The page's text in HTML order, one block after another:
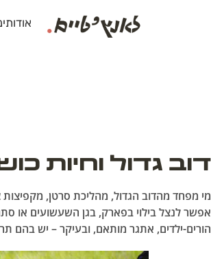
דוב גדול וחיות
מי מפחד מהדוב הגדול, מהליכת סרטן,
אפשר לנצל בילוי בפארק, בגן השעשועים או
הורים-ילדים, אתגר מותאם, ובעיקר – יש בהם